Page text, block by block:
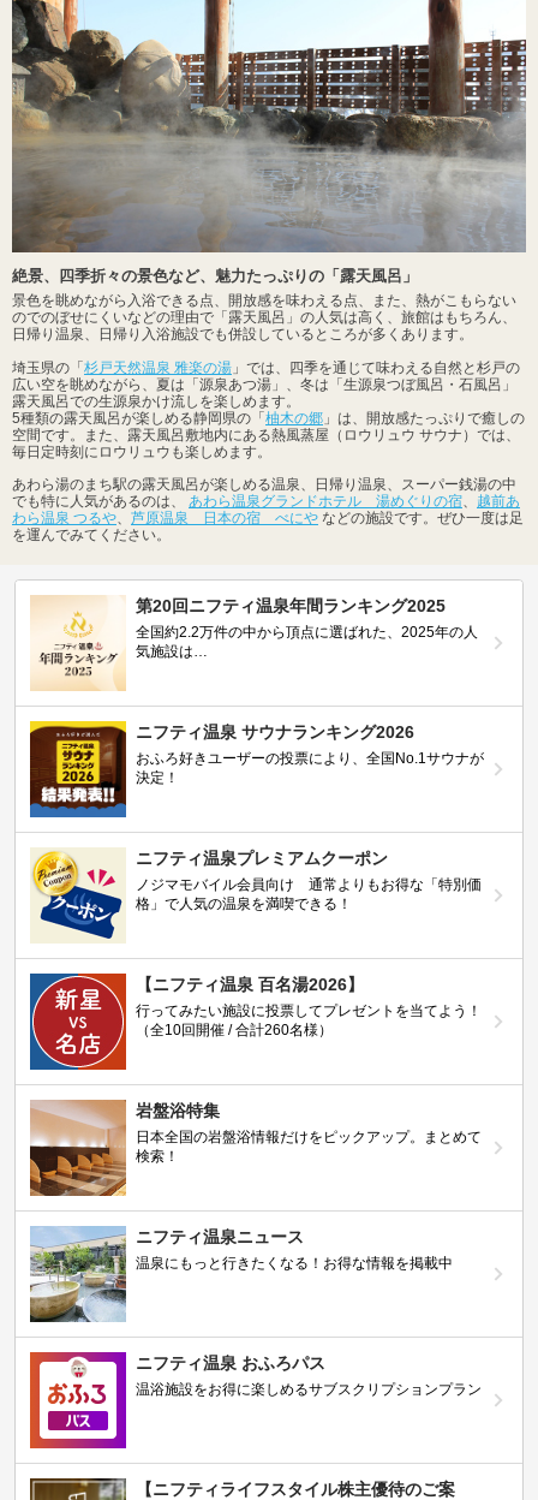
絶景、四季折々の景色など、魅力たっぷりの「露天風呂」
景色を眺めながら入浴できる点、開放感を味わえる点、また、熱がこもらない
のでのぼせにくいなどの理由で「露天風呂」の人気は高く、旅館はもちろん、
日帰り温泉、日帰り入浴施設でも併設しているところが多くあります。
埼玉県の「 杉戸天然温泉 雅楽の湯 」では、四季を通じて味わえる自然と杉戸の
広い空を眺めながら、夏は「源泉あつ湯」、冬は「生源泉つぼ風呂・石風呂」
露天風呂での生源泉かけ流しを楽しめます。
5種類の露天風呂が楽しめる静岡県の「 柚木の郷 」は、開放感たっぷりで癒しの
空間です。また、露天風呂敷地内にある熱風蒸屋（ロウリュウ サウナ）では、
毎日定時刻にロウリュウも楽しめます。
あわら湯のまち駅の露天風呂が楽しめる温泉、日帰り温泉、スーパー銭湯の中
でも特に人気があるのは、 あわら温泉グランドホテル 湯めぐりの宿、 越前あ
わら温泉 つるや、 芦原温泉 日本の宿 べにや などの施設です。ぜひ一度は足
を運んでみてください。
第20回ニフティ温泉年間ランキング2025
全国約2.2万件の中から頂点に選ばれた、2025年の人
気施設は…
ニフティ温泉 サウナランキング2026
おふろ好きユーザーの投票により、全国No.1サウナが
決定！
ニフティ温泉プレミアムクーポン
ノジマモバイル会員向け 通常よりもお得な「特別価
格」で人気の温泉を満喫できる！
【ニフティ温泉 百名湯2026】
行ってみたい施設に投票してプレゼントを当てよう！
（全10回開催 / 合計260名様）
岩盤浴特集
日本全国の岩盤浴情報だけをピックアップ。まとめて
検索！
ニフティ温泉ニュース
温泉にもっと行きたくなる！お得な情報を掲載中
ニフティ温泉 おふろパス
温浴施設をお得に楽しめるサブスクリプションプラン
【ニフティライフスタイル株主優待のご案